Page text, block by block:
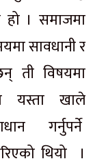
। समाजमा
सावधानी र
ती विषयमा
यस्ता खाले
गर्नुपर्ने
थियो ।